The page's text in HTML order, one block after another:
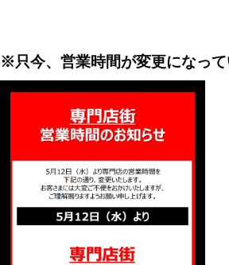
※只今、営業時間が変更になって